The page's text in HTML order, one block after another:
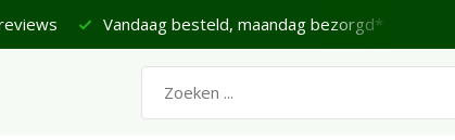
Fijne Zaterdag. Verzenden €4,95 (NL)